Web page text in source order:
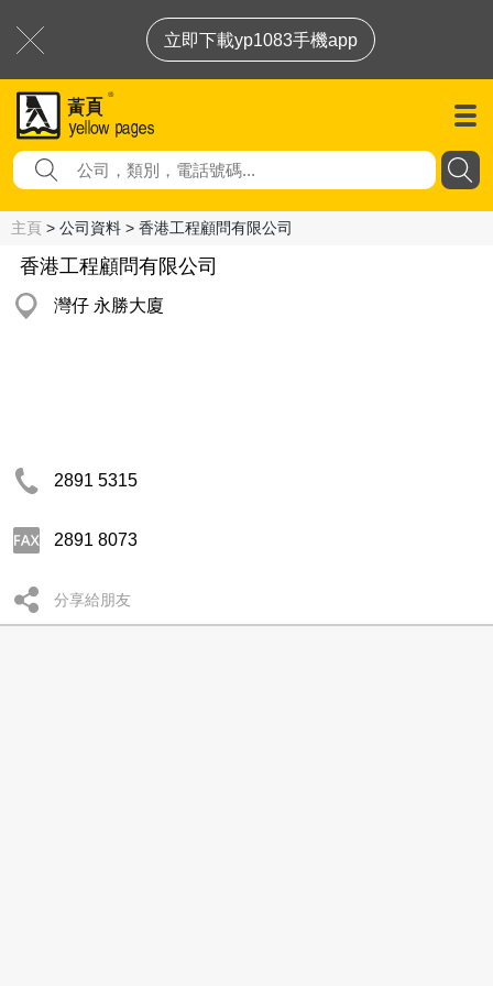
立即下載yp1083手機app
主頁 > 公司資料 > 香港工程顧問有限公司
香港工程顧問有限公司
灣仔 永勝大廈
2891 5315
2891 8073
分享給朋友